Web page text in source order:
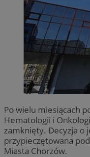
Po wielu miesiącach
Hematologii i
zamknięty. Decyzja o
przypieczętowana
Miasta Chorzów.